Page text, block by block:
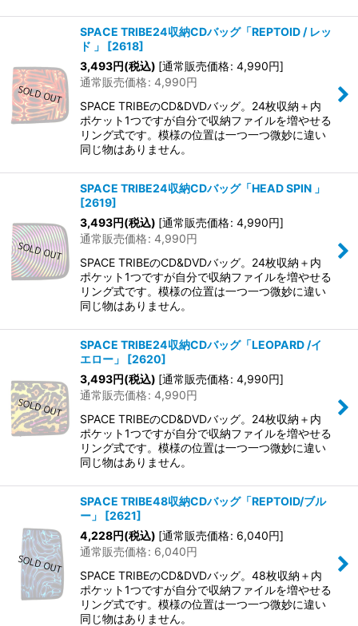
SPACE TRIBE24収納CDバッグ「REPTOID / レッ
ド 」
[2618]
3,493円(税込) [通常販売価格: 4,990円]
通常販売価格: 4,990円
SPACE TRIBEのCD&DVDバッグ。24枚収納＋内
ポケット1つですが自分で収納ファイルを増やせる
リング式です。模様の位置は一つ一つ微妙に違い
同じ物はありません。
SPACE TRIBE24収納CDバッグ「HEAD SPIN 」
[2619]
3,493円(税込) [通常販売価格: 4,990円]
通常販売価格: 4,990円
SPACE TRIBEのCD&DVDバッグ。24枚収納＋内
ポケット1つですが自分で収納ファイルを増やせる
リング式です。模様の位置は一つ一つ微妙に違い
同じ物はありません。
SPACE TRIBE24収納CDバッグ「LEOPARD /イ
エロー」
[2620]
3,493円(税込) [通常販売価格: 4,990円]
通常販売価格: 4,990円
SPACE TRIBEのCD&DVDバッグ。24枚収納＋内
ポケット1つですが自分で収納ファイルを増やせる
リング式です。模様の位置は一つ一つ微妙に違い
同じ物はありません。
SPACE TRIBE48収納CDバッグ「REPTOID/ブル
ー」
[2621]
4,228円(税込) [通常販売価格: 6,040円]
通常販売価格: 6,040円
SPACE TRIBEのCD&DVDバッグ。48枚収納＋内
ポケット1つですが自分で収納ファイルを増やせる
リング式です。模様の位置は一つ一つ微妙に違い
同じ物はありません。